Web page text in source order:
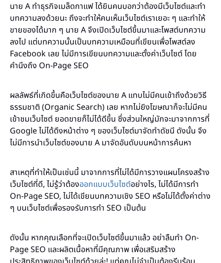
นาย A ทำธุรกิจเมล็ดกาแฟ ได้ยินคนบอกว่าต้องมีเว็บไซต์และทำ
บทความลงด้วยนะ ถึงจะทำให้คนเห็นเว็บไซต์เราเยอะ ๆ และทำให้
ขายของได้มาก ๆ นาย A จึงเปิดเว็บไซต์ขึ้นมาและโพสต์บทความ
ลงไป แต่บทความนั้นเป็นบทความเหมือนที่เขียนเพื่อโพสต์ลง
Facebook เลย ไม่มีการเขียนบทความและตั้งค่าเว็บไซต์ โดย
คำนึงถึง On-Page SEO
ผลลัพธ์ที่เกิดขึ้นคือเว็บไซต์ของนาย A แทบไม่มีคนเข้าถึงด้วยวิธี
ธรรมชาติ (Organic Search) เลย หากไม่ยิงโฆษณาก็จะไม่มีคน
เข้าชมเว็บไซต์ ยอดขายก็ไม่ได้ดีขึ้น ซึ่งส่วนใหญ่มักจะมาจากการที่
Google ไม่ได้ดึงหน้าต่าง ๆ ของเว็บไซต์มาจัดทำดัชนี ดังนั้น จึง
ไม่มีการนำเว็บไซต์ของนาย A มาจัดอันดับบนหน้าการค้นหา
สาเหตุที่ทำให้เป็นเช่นนี้ มาจากการที่ไม่ได้มีการวางแผนโครงสร้าง
เว็บไซต์ที่ดี, ไม่รู้ว่าต้องออกแบบเว็บไซต์อย่างไร, ไม่ได้มีการทำ
On-Page SEO, ไม่ได้เขียนบทความเชิง SEO หรือไม่ได้ตั้งค่าต่าง
ๆ บนเว็บไซต์เพื่อรองรับการทำ SEO เป็นต้น
ดังนั้น หากคุณเลือกที่จะเปิดเว็บไซต์ขึ้นมาแล้ว อย่าลืมทำ On-
Page SEO และผลิตเนื้อหาที่มีคุณภาพ เพื่อเสริมสร้าง